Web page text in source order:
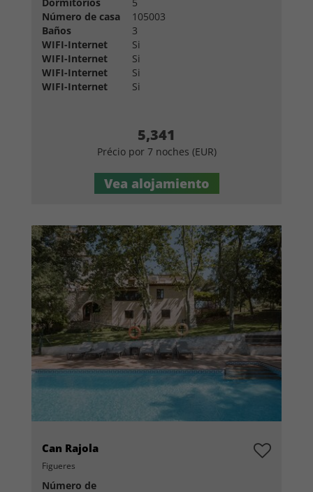
Número de casa
105003
Baños
3
WIFI-Internet
Si
WIFI-Internet
Si
WIFI-Internet
Si
WIFI-Internet
Si
5,341
Précio por 7 noches (EUR)
Vea alojamiento
Can Rajola
Figueres
Número de